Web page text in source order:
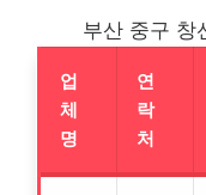
부산 중구 창
업
체
명
연
락
처